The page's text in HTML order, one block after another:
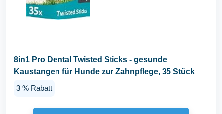
8in1 Pro Dental Twisted Sticks - gesunde
Kaustangen für Hunde zur Zahnpflege, 35 Stück
3 % Rabatt